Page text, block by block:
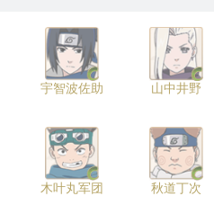
宇智波佐助 山中井野
木叶丸军团 秋道丁次